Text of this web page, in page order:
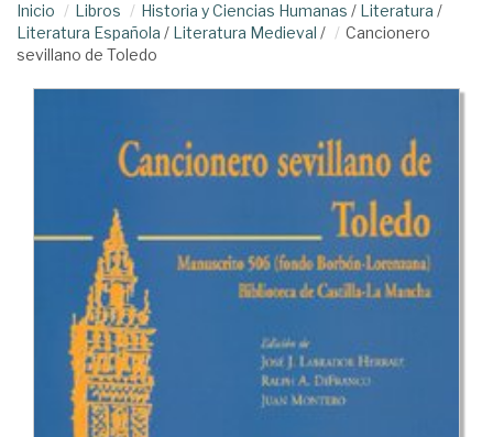
Inicio Libros Historia y Ciencias Humanas / Literatura /
Literatura Española / Literatura Medieval /
Cancionero
sevillano de Toledo